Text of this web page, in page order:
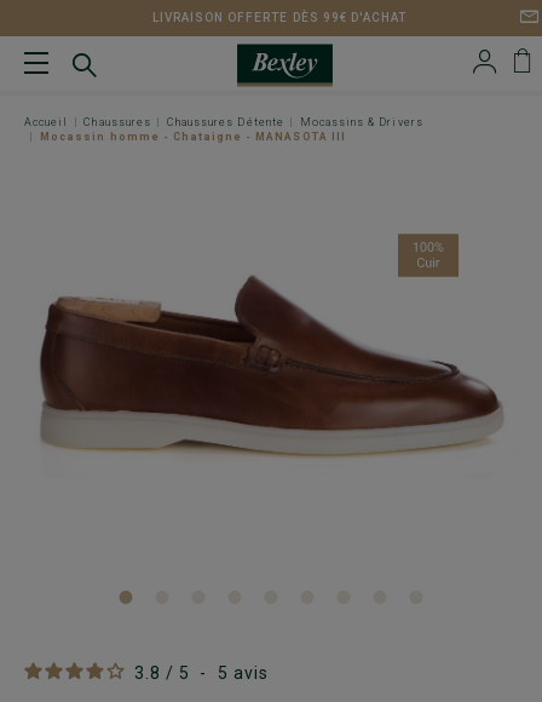
LIVRAISON OFFERTE DÈS 99€ D'ACHAT
Accueil Chaussures Chaussures Détente
Mocassins & Drivers
Mocassin homme - Chataigne - MANASOTA III
3.8 / 5 - 5 avis